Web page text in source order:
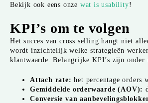
Bekijk ook eens onze wat is usability!
KPI’s om te volgen
Het succes van cross selling hangt niet
wordt inzichtelijk welke strategieën
klantwaarde. Belangrijke KPI’s zijn onder
Attach rate: het percentage orders
Gemiddelde orderwaarde (AOV):
Conversie van